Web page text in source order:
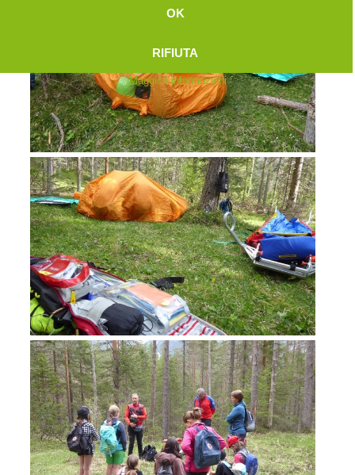
Attuali
OK
RIFIUTA
Maggiori informazioni